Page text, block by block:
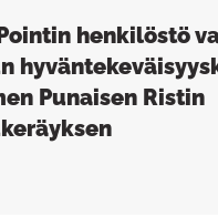
henkilöstö
Punaisen Ristin